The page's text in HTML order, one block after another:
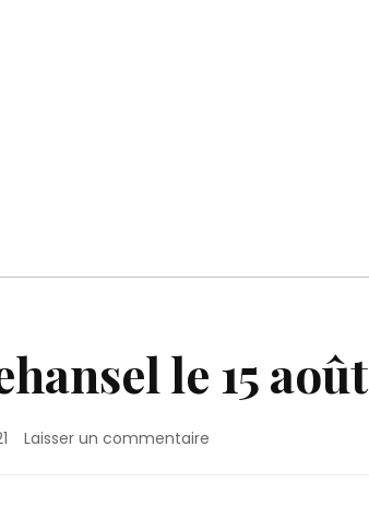
le 15 août
Laisser un commentaire